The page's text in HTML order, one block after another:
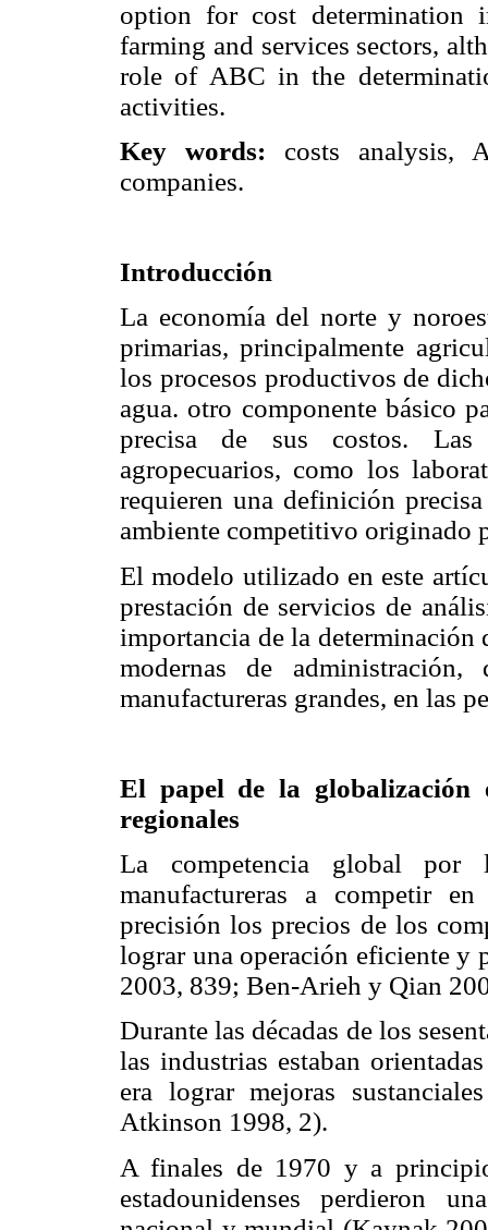
option for cost determination
farming and services sectors,
role of ABC in the
activities.
Key words: costs analysis,
companies.
Introducción
La economía del norte y
primarias, principalmente
los procesos productivos de
agua. otro componente básico
precisa de sus costos. Las
agropecuarios, como los
requieren una definición
ambiente competitivo originado
El modelo utilizado en este
prestación de servicios de
importancia de la determinación
modernas de administración,
manufactureras grandes, en las
El papel de la globalización
regionales
La competencia global por
manufactureras a competir
precisión los precios de los
lograr una operación eficiente
2003, 839; Ben-Arieh y Qian
Durante las décadas de los
las industrias estaban
era lograr mejoras
Atkinson 1998, 2).
A finales de 1970 y a
estadounidenses perdieron